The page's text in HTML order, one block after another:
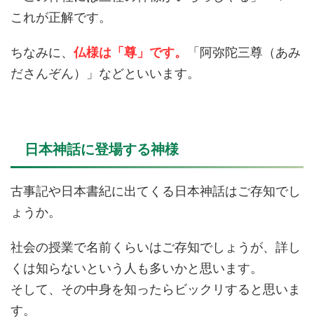
これが正解です。
ちなみに、 仏様は「尊」です。
「阿弥陀三尊（あみ
ださんぞん）」などといいます。
日本神話に登場する神様
古事記や日本書紀に出てくる日本神話はご存知でし
ょうか。
社会の授業で名前くらいはご存知でしょうが、詳し
くは知らないという人も多いかと思います。
そして、その中身を知ったらビックリすると思いま
す。